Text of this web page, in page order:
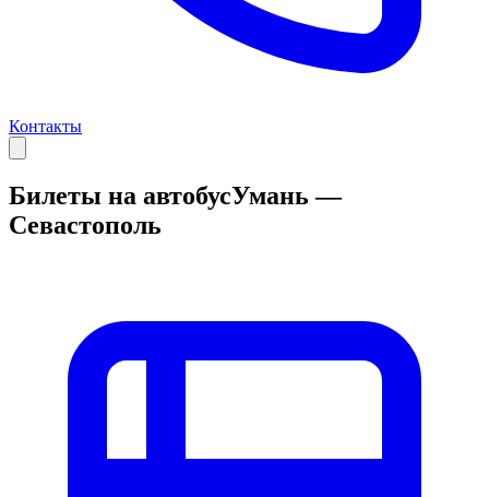
Контакты
Билеты на автобусУмань —
Севастополь